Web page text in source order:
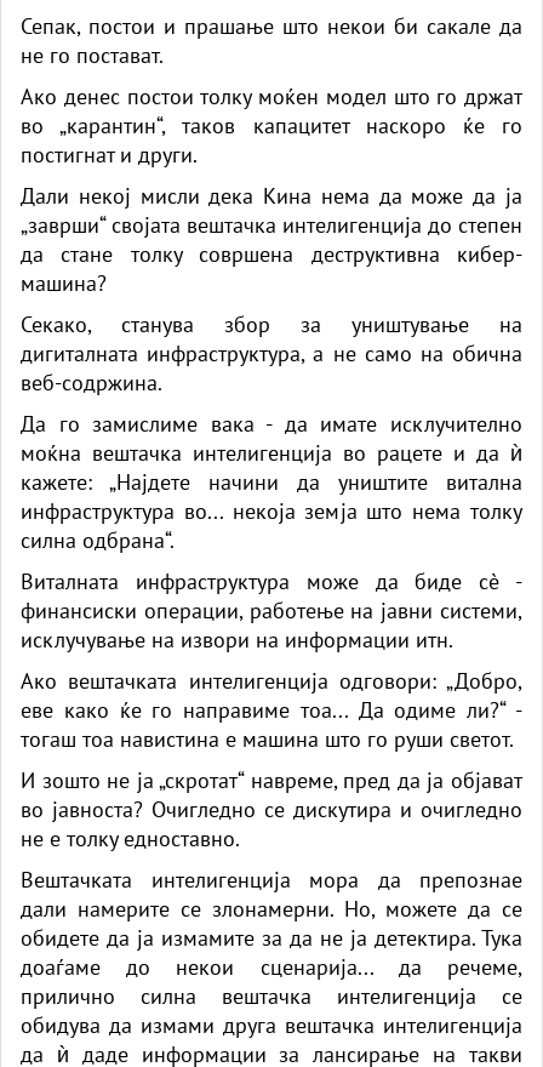
Сепак, постои и прашање што некои би сакале да
не го постават.
Ако денес постои толку моќен модел што го држат
во „карантин“, таков капацитет наскоро ќе го
постигнат и други.
Дали некој мисли дека Кина нема да може да ја
„заврши“ својата вештачка интелигенција до степен
да стане толку совршена деструктивна кибер-
машина?
Секако, станува збор за уништување на
дигиталната инфраструктура, а не само на обична
веб-содржина.
Да го замислиме вака - да имате исклучително
моќна вештачка интелигенција во рацете и да ѝ
кажете: „Најдете начини да уништите витална
инфраструктура во... некоја земја што нема толку
силна одбрана“.
Виталната инфраструктура може да биде сè -
финансиски операции, работење на јавни системи,
исклучување на извори на информации итн.
Ако вештачката интелигенција одговори: „Добро,
еве како ќе го направиме тоа... Да одиме ли?“ -
тогаш тоа навистина е машина што го руши светот.
И зошто не ја „скротат“ навреме, пред да ја објават
во јавноста? Очигледно се дискутира и очигледно
не е толку едноставно.
Вештачката интелигенција мора да препознае
дали намерите се злонамерни. Но, можете да се
обидете да ја измамите за да не ја детектира. Тука
доаѓаме до некои сценарија... да речеме,
прилично силна вештачка интелигенција се
обидува да измами друга вештачка интелигенција
да ѝ даде информации за лансирање на такви